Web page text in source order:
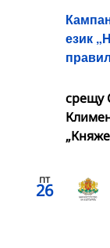
език
срещу
пт
26